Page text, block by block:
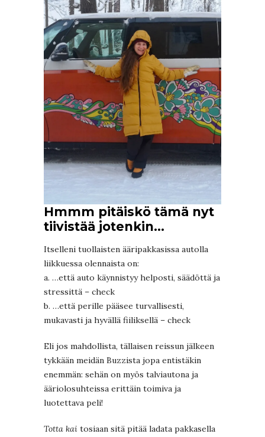
Hmmm pitäiskö tämä nyt
tiivistää jotenkin…
Itselleni tuollaisten ääripakkasissa autolla
liikkuessa olennaista on:
a. …että auto käynnistyy helposti, säädöttä ja
stressittä – check
b. …että perille pääsee turvallisesti,
mukavasti ja hyvällä fiiliksellä – check
Eli jos mahdollista, tällaisen reissun jälkeen
tykkään meidän Buzzista jopa entistäkin
enemmän: sehän on myös talviautona ja
ääriolosuhteissa erittäin toimiva ja
luotettava peli!
Totta kai tosiaan sitä pitää ladata pakkasella